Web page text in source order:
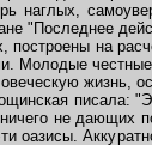
наглых,
"Последнее
на
Молодые
жизнь,
писала:
не дающих
оазисы.